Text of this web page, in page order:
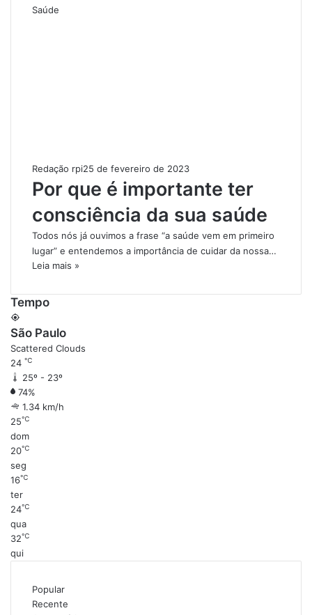
Saúde
Redação rpi25 de fevereiro de 2023
Por que é importante ter
consciência da sua saúde
Todos nós já ouvimos a frase “a saúde vem em primeiro
lugar” e entendemos a importância de cuidar da nossa…
Leia mais »
Tempo
São Paulo
Scattered Clouds
24 ℃
25º - 23º
74%
1.34 km/h
25℃
dom
20℃
seg
16℃
ter
24℃
qua
32℃
qui
Popular
Recente